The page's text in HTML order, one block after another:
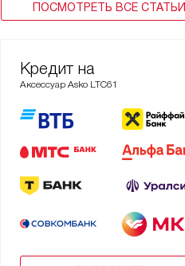
ПОСМОТРЕТЬ ВСЕ СТАТЬИ
Кредит на
Аксессуар Asko LTC61